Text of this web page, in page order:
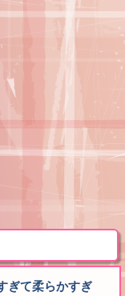
ぎて柔らかすぎ